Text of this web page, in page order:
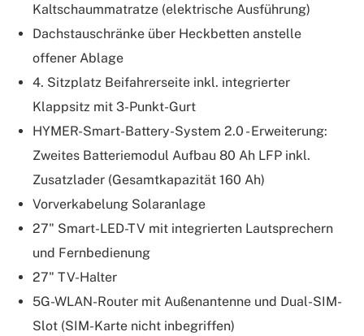
Kaltschaummatratze (elektrische Ausführung)
Dachstauschränke über Heckbetten anstelle
offener Ablage
4. Sitzplatz Beifahrerseite inkl. integrierter
Klappsitz mit 3-Punkt-Gurt
HYMER-Smart-Battery-System 2.0 - Erweiterung:
Zweites Batteriemodul Aufbau 80 Ah LFP inkl.
Zusatzlader (Gesamtkapazität 160 Ah)
Vorverkabelung Solaranlage
27" Smart-LED-TV mit integrierten Lautsprechern
und Fernbedienung
27" TV-Halter
5G-WLAN-Router mit Außenantenne und Dual-SIM-
Slot (SIM-Karte nicht inbegriffen)